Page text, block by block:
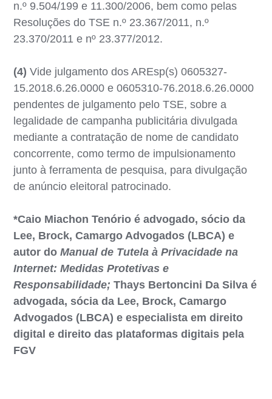
n.º 9.504/199 e 11.300/2006, bem como pelas
Resoluções do TSE n.º 23.367/2011, n.º
23.370/2011 e nº 23.377/2012.
(4) Vide julgamento dos AREsp(s) 0605327-
15.2018.6.26.0000 e 0605310-76.2018.6.26.0000
pendentes de julgamento pelo TSE, sobre a
legalidade de campanha publicitária divulgada
mediante a contratação de nome de candidato
concorrente, como termo de impulsionamento
junto à ferramenta de pesquisa, para divulgação
de anúncio eleitoral patrocinado.
*Caio Miachon Tenório é advogado, sócio da
Lee, Brock, Camargo Advogados (LBCA) e
autor doManual de Tutela à Privacidade na
Internet: Medidas Protetivas e
Responsabilidade;Thays Bertoncini Da Silva é
advogada, sócia da Lee, Brock, Camargo
Advogados (LBCA) e especialista em direito
digital e direito das plataformas digitais pela
FGV